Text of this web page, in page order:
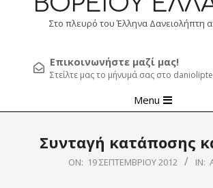
Στο πλευρό του Έλληνα Δανειολήπτη
Επικοινωνήστε μαζί μας!
Στείλτε μας το μήνυμά σας στο
Navigation
Menu
Συνταγή κατάποσης
ON: 19 ΣΕΠΤΕΜΒΡΊΟΥ 2012 IN: